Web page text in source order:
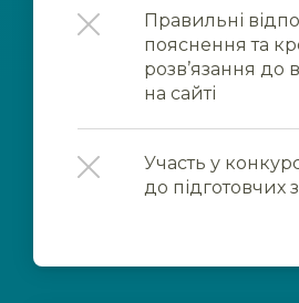
Правильні
пояснення та
розв’язання до
на сайті
Участь у
до підготовчих